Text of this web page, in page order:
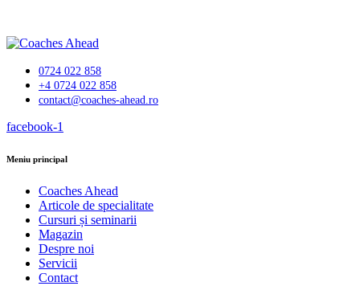
0724 022 858
+4 0724 022 858
contact@coaches-ahead.ro
facebook-1
Meniu principal
Coaches Ahead
Articole de specialitate
Cursuri și seminarii
Magazin
Despre noi
Servicii
Contact